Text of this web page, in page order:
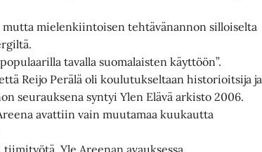
mutta mielenkiintoisen tehtävänannon silloiselta
tavalla suomalaisten käyttöön”.
Reijo Perälä oli koulutukseltaan historioitsija ja
seurauksena syntyi Ylen Elävä arkisto 2006.
avattiin vain muutamaa kuukautta
Yle Areenan avauksessa